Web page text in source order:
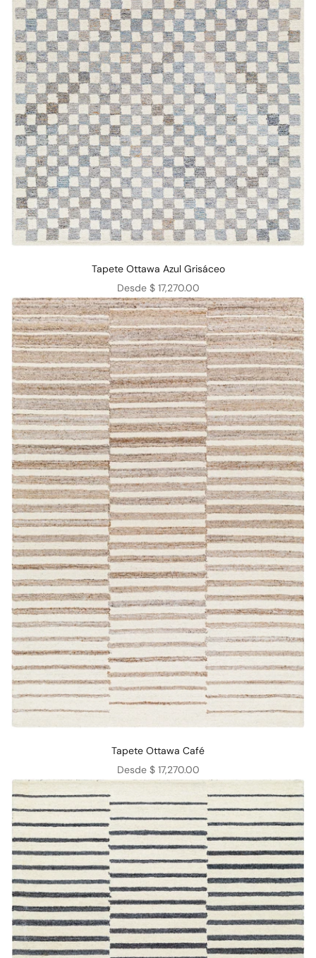
Tapete Ottawa Azul Grisáceo
Precio de oferta
Desde $ 17,270.00
Tapete Ottawa Café
Precio de oferta
Desde $ 17,270.00